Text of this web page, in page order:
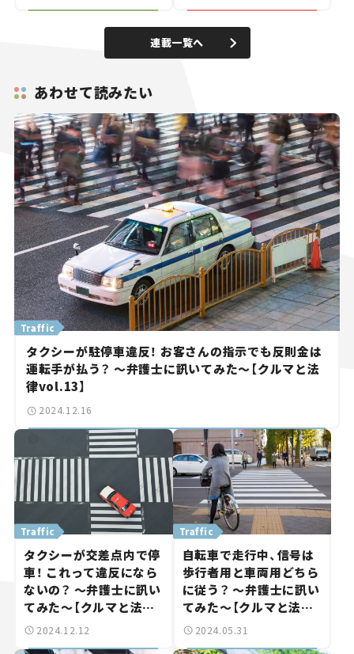
連載一覧へ
あわせて読みたい
Traffic
タクシーが駐停車違反！ お客さんの指示でも反則金は
運転手が払う？ ～弁護士に訊いてみた～【クルマと法
律vol.13】
2024.12.16
Traffic
タクシーが交差点内で停
車！ これって違反になら
ないの？ ～弁護士に訊い
てみた～【クルマと法律
vol.12】
2024.12.12
Traffic
自転車で走行中、信号は
歩行者用と車両用どちら
に従う？ ～弁護士に訊い
てみた～【クルマと法律
vol.11】
2024.05.31